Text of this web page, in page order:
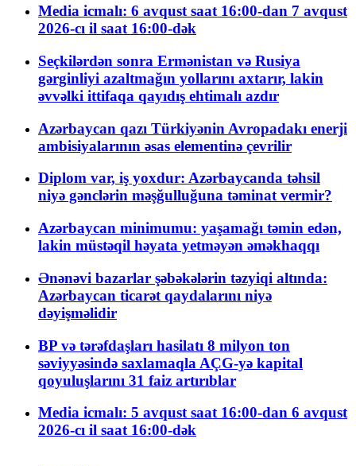
Media icmalı: 6 avqust saat 16:00-dan 7 avqust
2026-cı il saat 16:00-dək
Seçkilərdən sonra Ermənistan və Rusiya
gərginliyi azaltmağın yollarını axtarır, lakin
əvvəlki ittifaqa qayıdış ehtimalı azdır
Azərbaycan qazı Türkiyənin Avropadakı enerji
ambisiyalarının əsas elementinə çevrilir
Diplom var, iş yoxdur: Azərbaycanda təhsil
niyə gənclərin məşğulluğuna təminat vermir?
Azərbaycan minimumu: yaşamağı təmin edən,
lakin müstəqil həyata yetməyən əməkhaqqı
Ənənəvi bazarlar şəbəkələrin təzyiqi altında:
Azərbaycan ticarət qaydalarını niyə
dəyişməlidir
BP və tərəfdaşları hasilatı 8 milyon ton
səviyyəsində saxlamaqla AÇG-yə kapital
qoyuluşlarını 31 faiz artırıblar
Media icmalı: 5 avqust saat 16:00-dan 6 avqust
2026-cı il saat 16:00-dək